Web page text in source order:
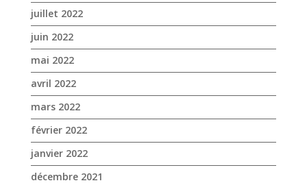
juillet 2022
juin 2022
mai 2022
avril 2022
mars 2022
février 2022
janvier 2022
décembre 2021